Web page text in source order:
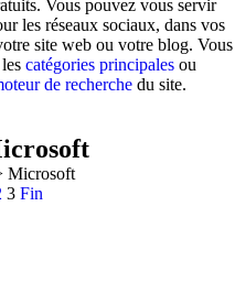
Vous pouvez vous servir
les réseaux sociaux, dans vos
site web ou votre blog. Vous
catégories principales ou
de recherche du site.
Microsoft
3 Fin